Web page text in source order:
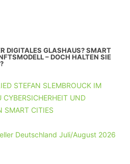
DIGITALES GLASHAUS? SMART
– DOCH HALTEN SIE
STEFAN SLEMBROUCK IM
CYBERSICHERHEIT UND
SMART CITIES